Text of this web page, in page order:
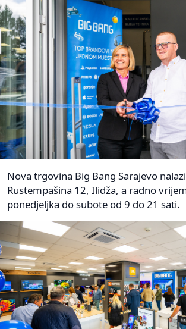
Nova trgovina Big Bang Sarajevo
Rustempašina 12, Ilidža, a radno
ponedjeljka do subote od 9 do 21 sati.